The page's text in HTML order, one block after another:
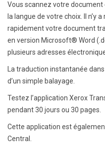
Vous scannez votre
la langue de votre choix. Il n’y
rapidement votre document
en version Microsoft® Word
plusieurs adresses
La traduction instantanée
d’un simple balayage.
Testez l’application Xerox
pendant 30 jours ou 30 pages.
Cette application est
Central.